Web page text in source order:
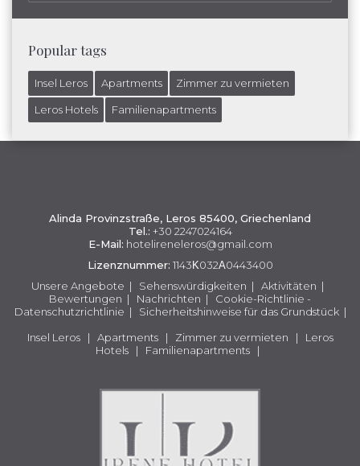
Popular tags
Insel Leros Apartments Zimmer zu vermieten
Leros Hotels Familienapartments
Alinda Provinzstraße, Leros 85400, Griechenland
Tel.: +30 2247024164
E-Mail: hotelireneleros@gmail.com
Lizenznummer: 1143Κ032Α0443400
Unsere Angebote | Sehenswürdigkeiten | Aktivitäten |
Bewertungen | Nachrichten | Cookie-Richtlinie -
Datenschutzrichtlinie | Sicherheitshinweise für das Grundstück|
Insel Leros| Apartments| Zimmer zu vermieten | Leros
Hotels | Familienapartments |